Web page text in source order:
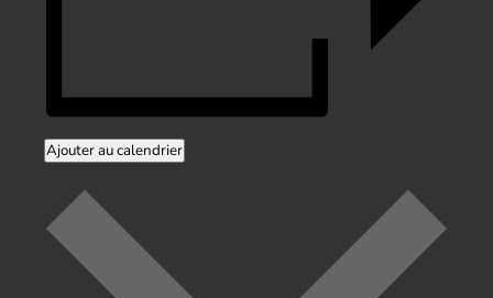
Ajouter au calendrier